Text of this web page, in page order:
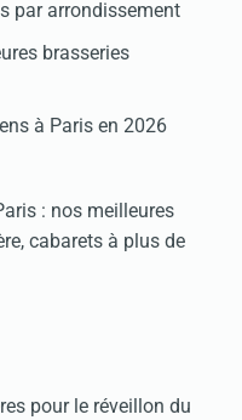
par arrondissement
brasseries
à Paris en 2026
: nos meilleures
cabarets à plus de
pour le réveillon du